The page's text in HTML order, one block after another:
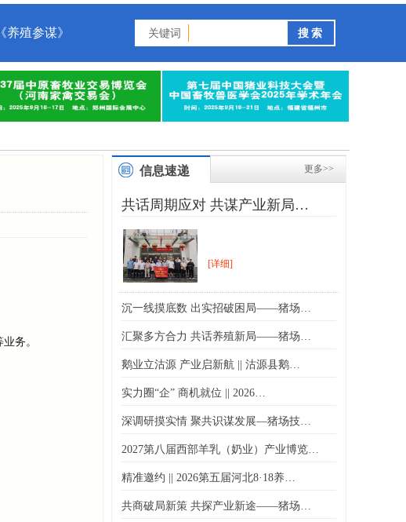
《养殖参谋》 关键词
务。
更多>>
信息速递
共话周期应对 共谋产业新局…
[详细]
沉一线摸底数 出实招破困局——猪场…
汇聚多方合力 共话养殖新局——猪场…
鹅业立沽源 产业启新航 || 沽源县鹅…
实力圈“企” 商机就位 || 2026…
深调研摸实情 聚共识谋发展—猪场技…
2027第八届西部羊乳（奶业）产业博览…
精准邀约 || 2026第五届河北8·18养…
共商破局新策 共探产业新途——猪场…